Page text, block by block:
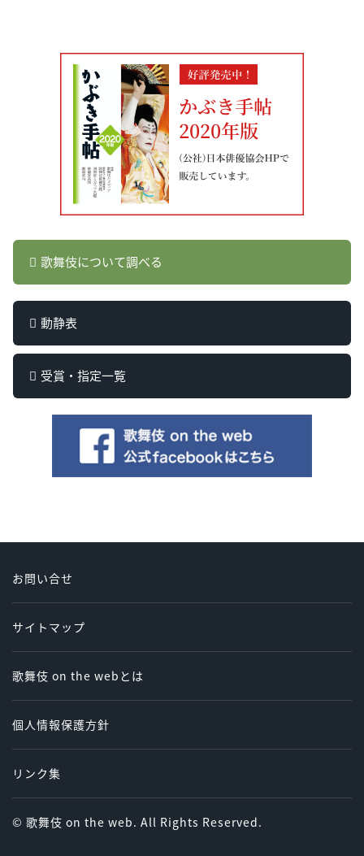
歌舞伎について調べる
動静表
受賞・指定一覧
お問い合せ
サイトマップ
歌舞伎 on the webとは
個人情報保護方針
リンク集
© 歌舞伎 on the web. All Rights Reserved.